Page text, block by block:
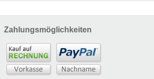
Zahlungsmöglichkeiten